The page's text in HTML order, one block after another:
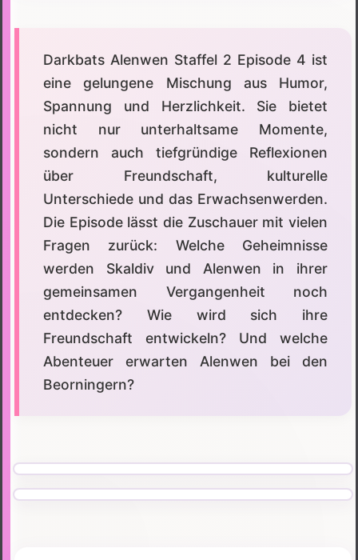
Darkbats Alenwen Staffel 2 Episode 4 ist
eine gelungene Mischung aus Humor,
Spannung und Herzlichkeit. Sie bietet
nicht nur unterhaltsame Momente,
sondern auch tiefgründige Reflexionen
über Freundschaft, kulturelle
Unterschiede und das Erwachsenwerden.
Die Episode lässt die Zuschauer mit vielen
Fragen zurück: Welche Geheimnisse
werden Skaldiv und Alenwen in ihrer
gemeinsamen Vergangenheit noch
entdecken? Wie wird sich ihre
Freundschaft entwickeln? Und welche
Abenteuer erwarten Alenwen bei den
Beorningern?